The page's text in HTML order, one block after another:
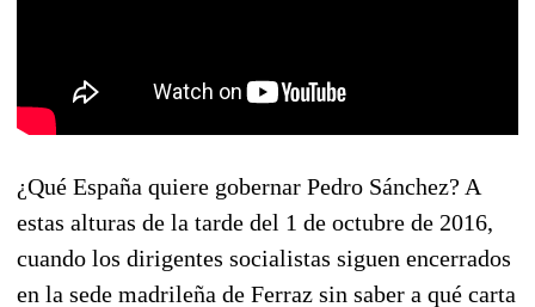
¿Qué España quiere gobernar Pedro Sánchez? A
estas alturas de la tarde del 1 de octubre de 2016,
cuando los dirigentes socialistas siguen encerrados
en la sede madrileña de Ferraz sin saber a qué carta